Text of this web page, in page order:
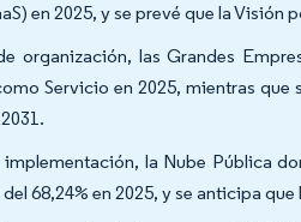
en 2025, y se prevé que la Visión
organización, las Grandes
Servicio en 2025, mientras que
la Nube Pública
68,24% en 2025, y se anticipa